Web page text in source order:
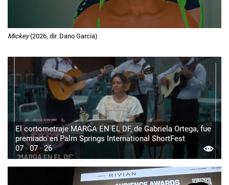
Mickey(2026, dir. Dano García)
El cortometraje MARGA EN EL DF, de Gabriela Ortega, fue
premiado en Palm Springs International ShortFest
07 · 07 · 26